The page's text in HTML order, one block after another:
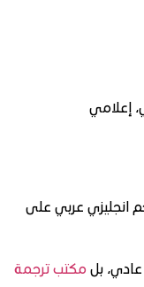
إعلامي
انجليزي عربي على
بل مكتب ترجمة